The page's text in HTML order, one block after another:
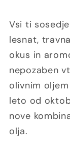
Vsi ti
lesnat,
okus in
nepozaben
olivnim
leto od
nove
olja.